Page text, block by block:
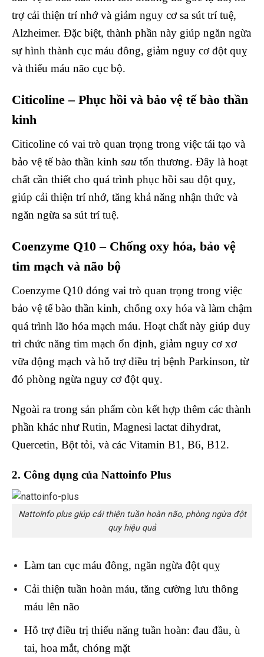
trợ cải thiện trí nhớ và giảm nguy cơ sa sút trí tuệ,
Alzheimer. Đặc biệt, thành phần này giúp ngăn ngừa
sự hình thành cục máu đông, giảm nguy cơ đột quỵ
và thiếu máu não cục bộ.
Citicoline – Phục hồi và bảo vệ tế bào thần
kinh
Citicoline có vai trò quan trọng trong việc tái tạo và
bảo vệ tế bào thần kinh sau tổn thương. Đây là hoạt
chất cần thiết cho quá trình phục hồi sau đột quỵ,
giúp cải thiện trí nhớ, tăng khả năng nhận thức và
ngăn ngừa sa sút trí tuệ.
Coenzyme Q10 – Chống oxy hóa, bảo vệ
tim mạch và não bộ
Coenzyme Q10 đóng vai trò quan trọng trong việc
bảo vệ tế bào thần kinh, chống oxy hóa và làm chậm
quá trình lão hóa mạch máu. Hoạt chất này giúp duy
trì chức năng tim mạch ổn định, giảm nguy cơ xơ
vữa động mạch và hỗ trợ điều trị bệnh Parkinson, từ
đó phòng ngừa nguy cơ đột quỵ.
Ngoài ra trong sản phẩm còn kết hợp thêm các thành
phần khác như Rutin, Magnesi lactat dihydrat,
Quercetin, Bột tỏi, và các Vitamin B1, B6, B12.
2. Công dụng của Nattoinfo Plus
Nattoinfo plus giúp cải thiện tuần hoàn não, phòng ngừa đột
quỵ hiệu quả
Làm tan cục máu đông, ngăn ngừa đột quỵ
Cải thiện tuần hoàn máu, tăng cường lưu thông
máu lên não
Hỗ trợ điều trị thiểu năng tuần hoàn: đau đầu, ù
tai, hoa mắt, chóng mặt